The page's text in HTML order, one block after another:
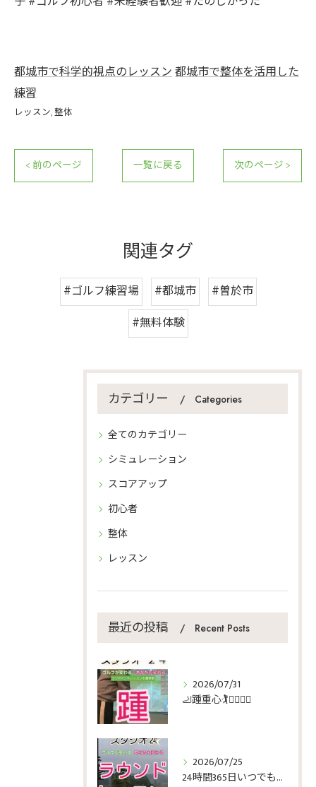
都城市で科学的視点のレッスン都城市で整体を活用した
練習
レッスン 整体
< 前のページ 一覧に戻る 次のページ >
関連タグ
#ゴルフ練習場 #都城市
#曽於市
#無料体験
カテゴリー Categories
全てのカテゴリー
シミュレーション
スコアアップ
初心者
整体
レッスン
最近の投稿 Recent Posts
2026/07/31
🦶踵重心🏌️🏌️‍♀️🏌️‍♂️
2026/07/25
24時間365日いつでもゴルフ🏌️🏌️‍♀️🏌️‍♂️